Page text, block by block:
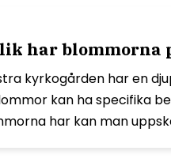
har
kyrkogården har en
kan ha specifika
har kan man